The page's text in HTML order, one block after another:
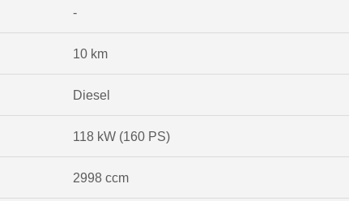
-
10 km
Diesel
118 kW (160 PS)
2998 ccm